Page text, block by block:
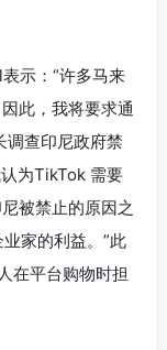
示：“许多马来
此，我将要求通
调查印尼政府禁
为TikTok 需要
被禁止的原因之
家的利益。”此
在平台购物时担